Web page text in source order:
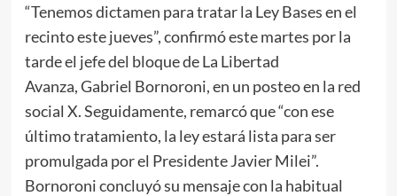
“Tenemos dictamen para tratar la Ley Bases en el
recinto este jueves”, confirmó este martes por la
tarde el jefe del bloque de La Libertad
Avanza, Gabriel Bornoroni, en un posteo en la red
social X. Seguidamente, remarcó que “con ese
último tratamiento, la ley estará lista para ser
promulgada por el Presidente Javier Milei”.
Bornoroni concluyó su mensaje con la habitual